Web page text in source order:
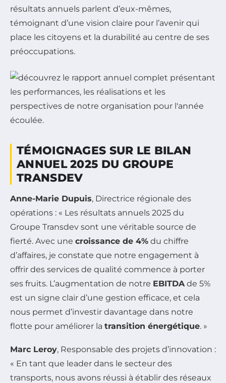
résultats annuels parlent d’eux-mêmes,
témoignant d’une vision claire pour l’avenir qui
place les citoyens et la durabilité au centre de ses
préoccupations.
TÉMOIGNAGES SUR LE BILAN
ANNUEL 2025 DU GROUPE
TRANSDEV
Anne-Marie Dupuis, Directrice régionale des
opérations : « Les résultats annuels 2025 du
Groupe Transdev sont une véritable source de
fierté. Avec une croissance de 4% du chiffre
d’affaires, je constate que notre engagement à
offrir des services de qualité commence à porter
ses fruits. L’augmentation de notre EBITDAde 5%
est un signe clair d’une gestion efficace, et cela
nous permet d’investir davantage dans notre
flotte pour améliorer la transition énergétique. »
Marc Leroy, Responsable des projets d’innovation :
« En tant que leader dans le secteur des
transports, nous avons réussi à établir des réseaux